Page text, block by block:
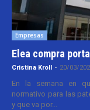
Empresas
Elea compra
Cristina Kroll - 20/03/
En la semana en
normativo para las
y que va por...